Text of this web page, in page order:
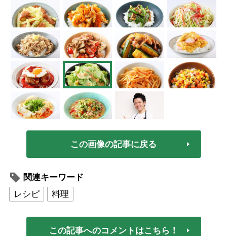
この画像の記事に戻る
関連キーワード
レシピ
料理
この記事へのコメントはこちら！